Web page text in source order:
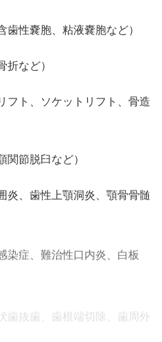
性嚢胞、粘液嚢胞など）
折など）
フト、ソケットリフト、骨造
関節脱臼など）
炎、歯性上顎洞炎、顎骨骨髄
染症、難治性口内炎、白板
歯抜歯、歯根端切除、歯周外